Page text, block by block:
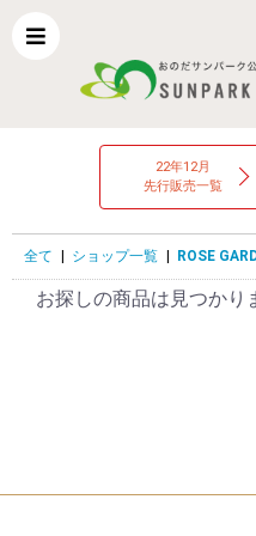
22年12月
先行販売一覧
全て | ショップ一覧 | ROSE
お探しの商品は見つかり